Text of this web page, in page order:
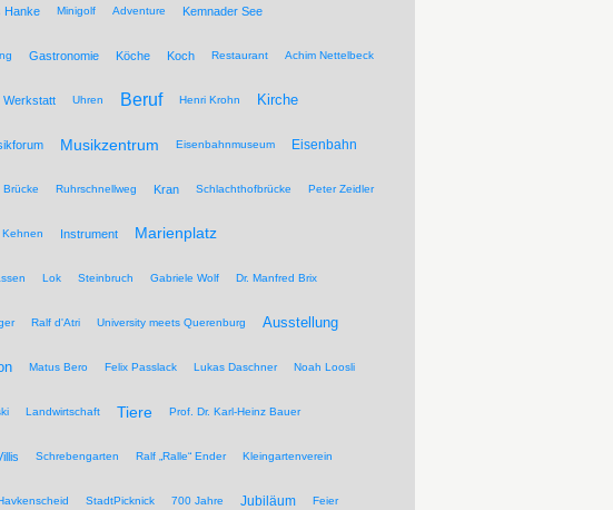
Hanke Minigolf Adventure Kemnader See
Gastronomie Köche Koch Restaurant Achim Nettelbeck
Werkstatt Uhren Beruf Henri Krohn Kirche
Musikzentrum Eisenbahnmuseum Eisenbahn
Brücke Ruhrschnellweg Kran Schlachthofbrücke Peter Zeidler
Instrument Marienplatz
Lok Steinbruch Gabriele Wolf Dr. Manfred Brix
Ralf d'Atri University meets Querenburg Ausstellung
Matus Bero Felix Passlack Lukas Daschner Noah Loosli
Landwirtschaft Tiere Prof. Dr. Karl-Heinz Bauer
Schrebengarten Ralf „Ralle“ Ender Kleingartenverein
StadtPicknick 700 Jahre Jubiläum Feier